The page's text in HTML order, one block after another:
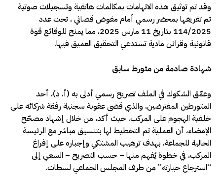
وقد تم توثيق هذه الاتهامات بمكالمات هاتفية وتسجيلات صوتية
تم تفريغها بمحضر رسمي أمام مفوض قضائي ، تحت عدد
114/2025 بتاريخ 11 مارس 2025، مما يمنح للوقائع قوة
قانونية وقرائن مادية تستدعي التحقيق العميق فيها.
شهادة صادمة من متورط سابق
وعمّق الشكوك في الملف تصريح رسمي أدلى به (أ. د)، أحد
المتورطين المفترضين، والذي قضى عقوبة سجنية رفقة شركائه على
خلفية الهجوم على المركب. حيث أكد، من خلال إشهاد مصحّح
الإمضاء، أن العملية تم التخطيط لها بتنسيق مباشر مع الرئيسة
الحالية للجماعة، بهدف ترهيب المشتكي وإجباره على إفراغ
المركب، في خطوة يُفهم منها – حسب التصريح – السعي إلى
“استرجاع حيازته” من طرف المجلس الجماعي لسطات.